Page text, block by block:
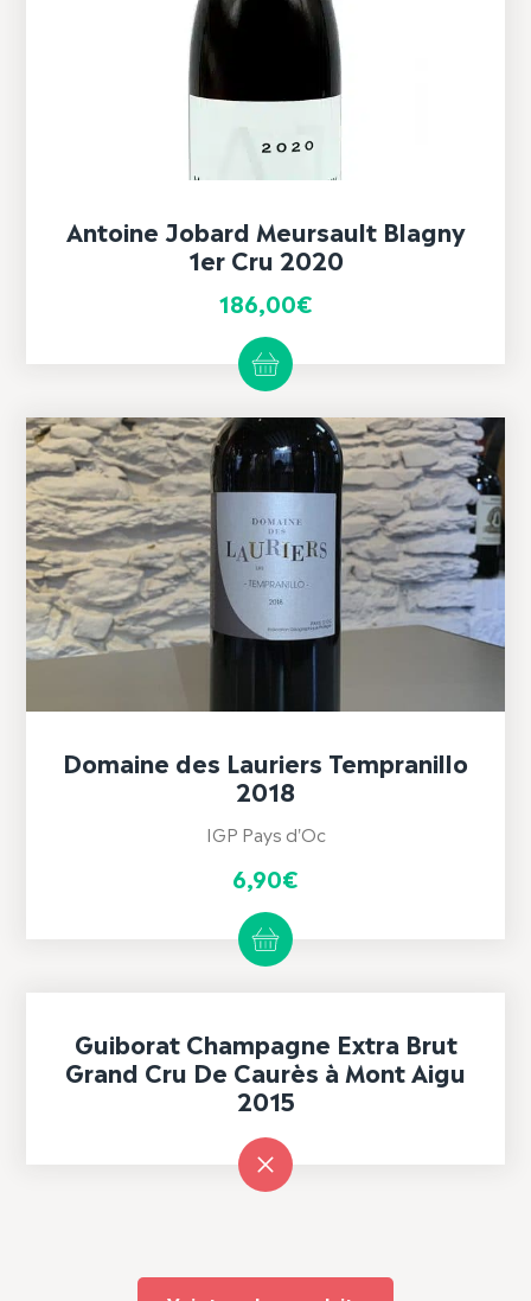
Antoine Jobard Meursault Blagny
1er Cru 2020
186,00€
Domaine des Lauriers Tempranillo
2018
IGP Pays d'Oc
6,90€
Guiborat Champagne Extra Brut
Grand Cru De Caurès à Mont Aigu
2015